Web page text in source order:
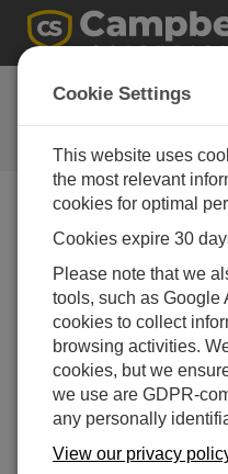
お問い合わせ
通常1営業日以内に対
す。
家がご連絡いたします。
質問の種類を選択し
購入や見積について
ここに質問を入力し
Cookie Settings
This website uses
the most relevant
cookies for optimal
Cookies expire 30
Please note that we
tools, such as Google
cookies to collect
browsing activities.
cookies, but we
we use are GDPR-
any personally
View our privacy